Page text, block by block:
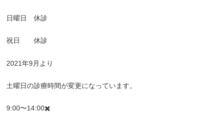
日曜日 休診
祝日 休診
2021年9 月より
土曜日の診療時間が変更になっています。
9:00〜14:00✖️